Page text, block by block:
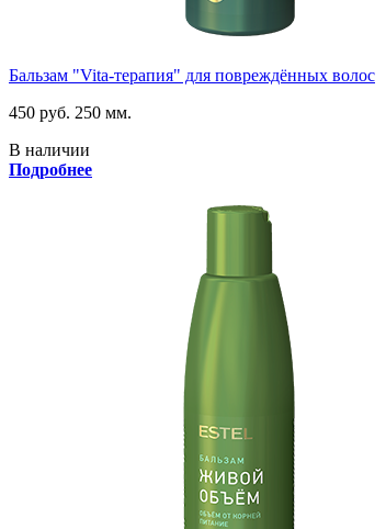
Бальзам "Vita-терапия" для повреждённых волос
450 руб. 250 мм.
В наличии
Подробнее